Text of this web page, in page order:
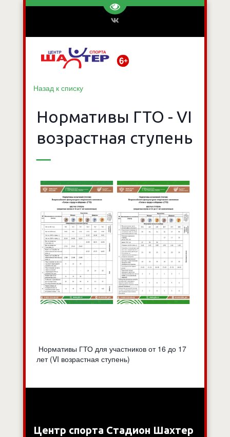
Перейти на версию для
Назад к списку
Нормативы ГТО - VI
возрастная ступень
Нормативы ГТО для участников от 16 до 17
лет (VI возрастная ступень)
Центр спорта Стадион Шахтер